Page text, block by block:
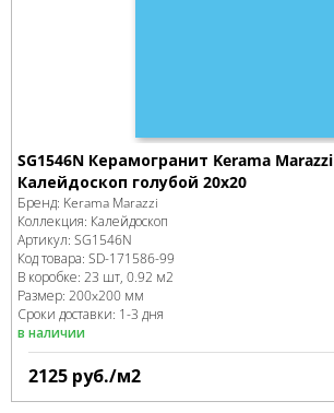
SG1546N Керамогранит Kerama Marazzi
Калейдоскоп голубой 20х20
Бренд: Kerama Marazzi
Коллекция: Калейдоскоп
Артикул: SG1546N
Код товара: SD-171586-99
В коробке: 23 шт, 0.92 м2
Размер: 200x200 мм
Сроки доставки: 1-3 дня
в наличии
2125 руб./м2